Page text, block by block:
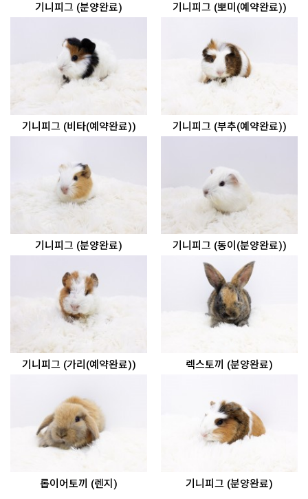
기니피그 (분양완료) 기니피그 (뽀미(예약완료))
기니피그 (비타(예약완료)) 기니피그 (부추(예약완료))
기니피그 (분양완료) 기니피그 (동이(분양완료))
기니피그 (가리(예약완료)) 렉스토끼 (분양완료)
롭이어토끼 (렌지) 기니피그 (분양완료)